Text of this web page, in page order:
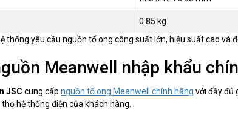
0.85 kg
thống yêu cầu nguồn tổ ong công suất lớn, hiệu suất cao và
Meanwell nhập khẩu
JSC cung cấp nguồn tổ ong Meanwell chính hãng với đầy đủ
hệ thống điện của khách hàng.